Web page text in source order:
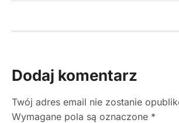
Dodaj komentarz
Twój adres email nie zostanie
Wymagane pola są oznaczone *